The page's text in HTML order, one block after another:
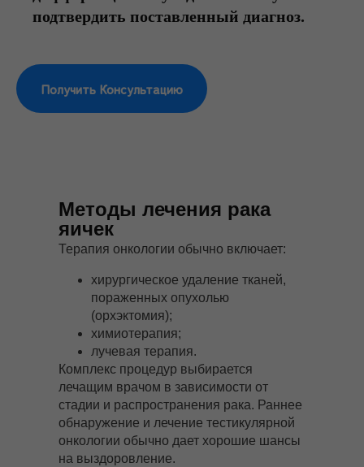
подтвердить поставленный диагноз.
Получить Консультацию
Методы лечения рака
яичек
Терапия онкологии обычно включает:
хирургическое удаление тканей,
пораженных опухолью
(орхэктомия);
химиотерапия;
лучевая терапия.
Комплекс процедур выбирается
лечащим врачом в зависимости от
стадии и распространения рака. Раннее
обнаружение и лечение тестикулярной
онкологии обычно дает хорошие шансы
на выздоровление.